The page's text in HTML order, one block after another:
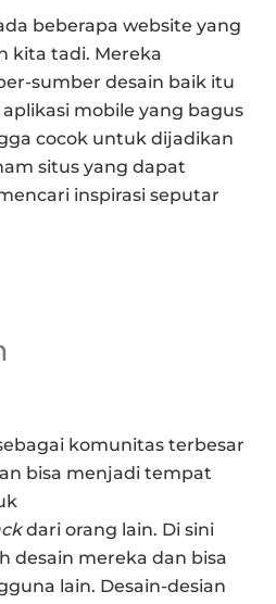
beberapa website yang
kita tadi. Mereka
sumber desain baik itu
mobile yang bagus
cocok untuk dijadikan
situs yang dapat
inspirasi seputar
komunitas terbesar
bisa menjadi tempat
dari orang lain. Di sini
desain mereka dan bisa
lain. Desain-desian